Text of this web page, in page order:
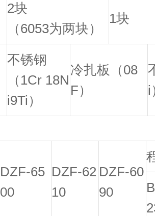
2块
（6053为两块）
1块
不锈钢
（1Cr 18N
i9Ti）
冷扎板（08
F）
i
DZF-65
00
DZF-62
10
DZF-60
90